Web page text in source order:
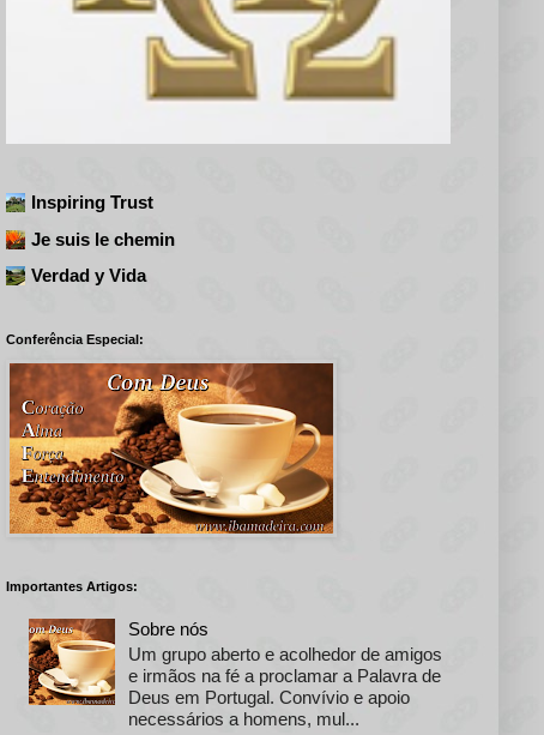
Inspiring Trust
Je suis le chemin
Verdad y Vida
Conferência Especial:
Importantes Artigos:
Sobre nós
Um grupo aberto e acolhedor de amigos
e irmãos na fé a proclamar a Palavra de
Deus em Portugal. Convívio e apoio
necessários a homens, mul...